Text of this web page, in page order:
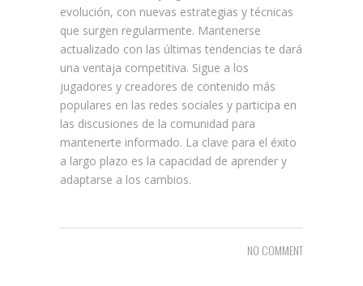
evolución, con nuevas estrategias y técnicas
que surgen regularmente. Mantenerse
actualizado con las últimas tendencias te dará
una ventaja competitiva. Sigue a los
jugadores y creadores de contenido más
populares en las redes sociales y participa en
las discusiones de la comunidad para
mantenerte informado. La clave para el éxito
a largo plazo es la capacidad de aprender y
adaptarse a los cambios.
NO COMMENT